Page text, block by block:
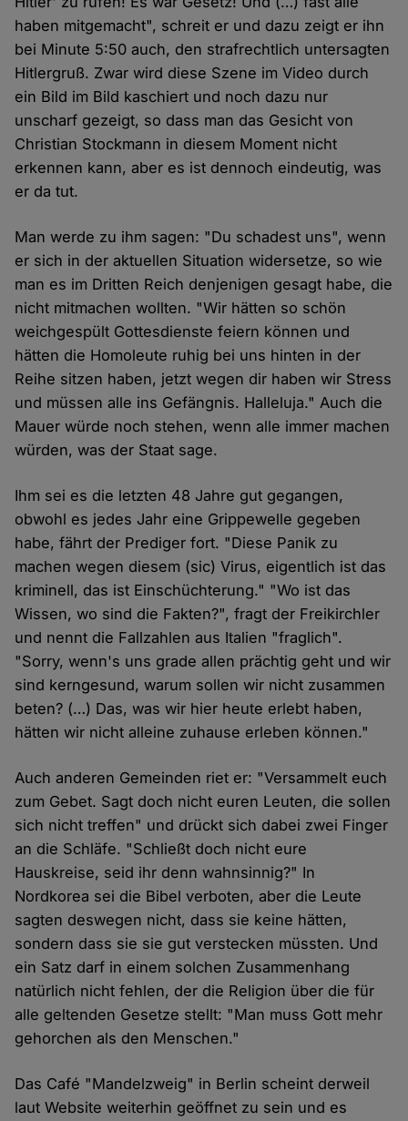
haben mitgemacht", schreit er und dazu zeigt er ihn
bei Minute 5:50 auch, den strafrechtlich untersagten
Hitlergruß. Zwar wird diese Szene im Video durch
ein Bild im Bild kaschiert und noch dazu nur
unscharf gezeigt, so dass man das Gesicht von
Christian Stockmann in diesem Moment nicht
erkennen kann, aber es ist dennoch eindeutig, was
er da tut.
Man werde zu ihm sagen: "Du schadest uns", wenn
er sich in der aktuellen Situation widersetze, so wie
man es im Dritten Reich denjenigen gesagt habe, die
nicht mitmachen wollten. "Wir hätten so schön
weichgespült Gottesdienste feiern können und
hätten die Homoleute ruhig bei uns hinten in der
Reihe sitzen haben, jetzt wegen dir haben wir Stress
und müssen alle ins Gefängnis. Halleluja." Auch die
Mauer würde noch stehen, wenn alle immer machen
würden, was der Staat sage.
Ihm sei es die letzten 48 Jahre gut gegangen,
obwohl es jedes Jahr eine Grippewelle gegeben
habe, fährt der Prediger fort. "Diese Panik zu
machen wegen diesem (sic) Virus, eigentlich ist das
kriminell, das ist Einschüchterung." "Wo ist das
Wissen, wo sind die Fakten?", fragt der Freikirchler
und nennt die Fallzahlen aus Italien "fraglich".
"Sorry, wenn's uns grade allen prächtig geht und wir
sind kerngesund, warum sollen wir nicht zusammen
beten? (…) Das, was wir hier heute erlebt haben,
hätten wir nicht alleine zuhause erleben können."
Auch anderen Gemeinden riet er: "Versammelt euch
zum Gebet. Sagt doch nicht euren Leuten, die sollen
sich nicht treffen" und drückt sich dabei zwei Finger
an die Schläfe. "Schließt doch nicht eure
Hauskreise, seid ihr denn wahnsinnig?" In
Nordkorea sei die Bibel verboten, aber die Leute
sagten deswegen nicht, dass sie keine hätten,
sondern dass sie sie gut verstecken müssten. Und
ein Satz darf in einem solchen Zusammenhang
natürlich nicht fehlen, der die Religion über die für
alle geltenden Gesetze stellt: "Man muss Gott mehr
gehorchen als den Menschen."
Das Café "Mandelzweig" in Berlin scheint derweil
laut Website weiterhin geöffnet zu sein und es